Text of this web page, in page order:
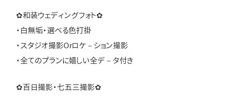
✿和装ウェディングフォト✿
・白無垢・選べる色打掛
・スタジオ撮影Orロケ－ション撮影
・全てのプランに嬉しい全デ－タ付き
✿百日撮影・七五三撮影✿